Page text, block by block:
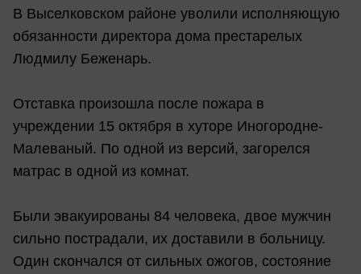
В Выселковском районе уволили исполняющую
обязанности директора дома престарелых
Людмилу Беженарь.
Отставка произошла после пожара в
учреждении 15 октября в хуторе Иногородне-
Малеваный. По одной из версий, загорелся
матрас в одной из комнат.
Были эвакуированы 84 человека, двое мужчин
сильно пострадали, их доставили в больницу.
Один скончался от сильных ожогов, состояние